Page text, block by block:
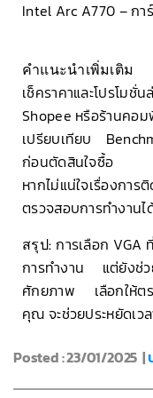
Intel Arc A770 – กา
คำแนะนำเพิ่มเติม
เช็คราคาและโปรโม
Shopee หรือร้านคอม
เปรียบเทียบ
ก่อนตัดสินใจซื้อ
หากไม่แน่ใจเรื่องกา
ตรวจสอบการทำงานไ
สรุป:การเลือก VGA
การทำงาน แต่ยังช่ว
ศักยภาพ เลือกให้ตร
คุณ จะช่วยประหยัดเวล
Posted : 23/01/2025 |